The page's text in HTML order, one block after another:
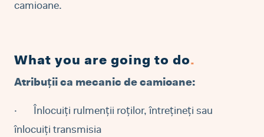
camioane.
What you are going to do.
Atribuții ca mecanic de camioane:
·
Înlocuiți rulmenții roților, întrețineți sau
înlocuiți transmisia